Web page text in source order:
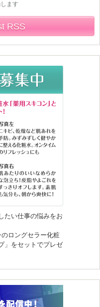
ます
RSS
たい仕事の悩みをお
ロングセラー化粧
」をセットでプレゼ